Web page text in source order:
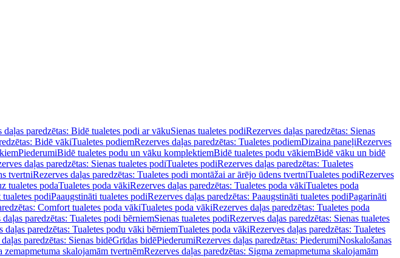
daļas paredzētas: Bidē tualetes podi ar vākuSienas tualetes podiRezerves daļas paredzētas: Sienas
Bidē vākiTualetes podiemRezerves daļas paredzētas: Tualetes podiemDizaina paneļiRezerves
PiederumiBidē tualetes podu un vāku komplektiemBidē tualetes podu vākiemBidē vāku un bidē
daļas paredzētas: Sienas tualetes podiTualetes podiRezerves daļas paredzētas: Tualetes
tvertniRezerves daļas paredzētas: Tualetes podi montāžai ar ārējo ūdens tvertniTualetes podiRezerves
tualetes podaTualetes poda vākiRezerves daļas paredzētas: Tualetes poda vākiTualetes poda
tualetes podiPaaugstināti tualetes podiRezerves daļas paredzētas: Paaugstināti tualetes podiPagarināti
Comfort tualetes poda vākiTualetes poda vākiRezerves daļas paredzētas: Tualetes poda
daļas paredzētas: Tualetes podi bērniemSienas tualetes podiRezerves daļas paredzētas: Sienas tualetes
daļas paredzētas: Tualetes podu vāki bērniemTualetes poda vākiRezerves daļas paredzētas: Tualetes
paredzētas: Sienas bidēGrīdas bidēPiederumiRezerves daļas paredzētas: PiederumiNoskalošanas
zemapmetuma skalojamām tvertnēmRezerves daļas paredzētas: Sigma zemapmetuma skalojamām